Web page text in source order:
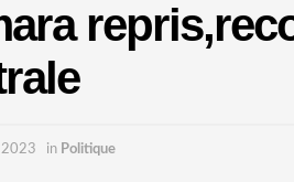
2023 in Politique